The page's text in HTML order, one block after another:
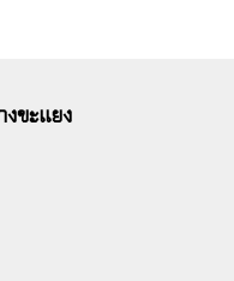
ขะแยง